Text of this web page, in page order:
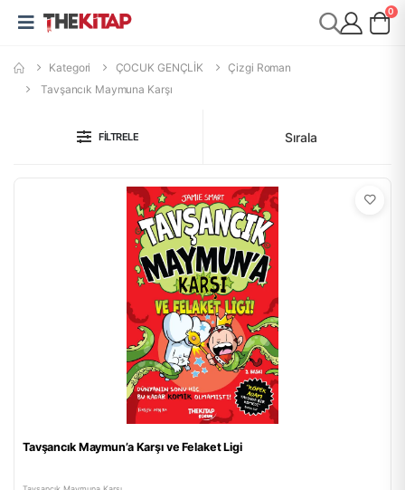
0
Kategori ÇOCUK GENÇLİK
Çizgi Roman
Tavşancık Maymuna Karşı
FILTRELE Sırala
Tavşancık Maymun’a Karşı ve Felaket Ligi